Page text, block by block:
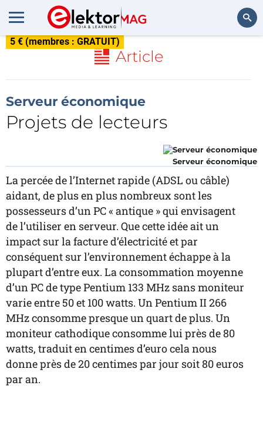
5 € (membres : GRATUIT)
Article
Serveur économique
Projets de lecteurs
Serveur économique
La percée de l’Internet rapide (ADSL ou câble)
aidant, de plus en plus nombreux sont les
possesseurs d’un PC « antique » qui envisagent
de l’utiliser en serveur. Que cette idée ait un
impact sur la facture d’électricité et par
conséquent sur l’environnement échappe à la
plupart d’entre eux. La consommation moyenne
d’un PC de type Pentium 133 MHz sans moniteur
varie entre 50 et 100 watts. Un Pentium II 266
MHz consomme presque un quart de plus. Un
moniteur cathodique consomme lui près de 80
watts, traduit en centimes d’euro cela nous
donne près de 20 centimes par jour soit 80 euros
par an.